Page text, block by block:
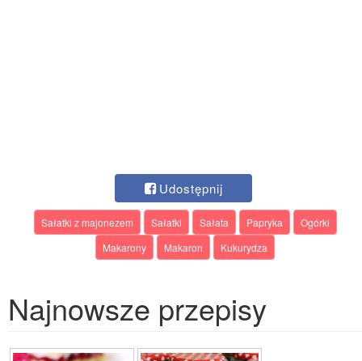
Udostępnij
Sałatki z majonezem Sałatki Sałata Papryka
Ogórki
Makarony
Makaron Kukurydza
Najnowsze przepisy